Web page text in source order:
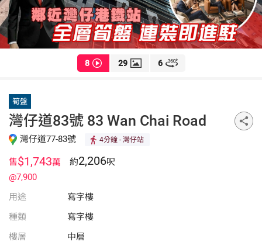
8 29 6
灣仔道83號 83 Wan Chai Road
筍盤
灣仔道77-83號 4分鐘 - 灣仔站
售$1,743萬
@7,900
約2,206呎
用途
寫字樓
種類
寫字樓
樓層
中層